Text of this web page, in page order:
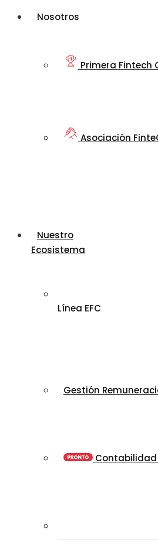
Nosotros
Primera Fintech
Asociación
Nuestro
Ecosistema
Línea EFC
Gestión
Contabilidad